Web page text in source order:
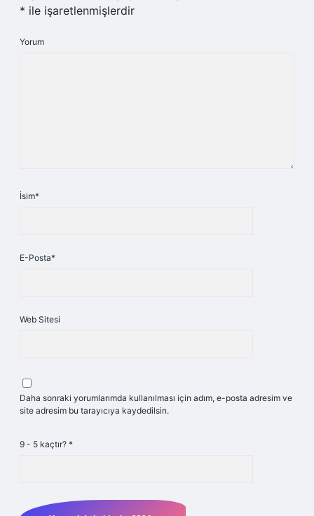
* ile işaretlenmişlerdir
Yorum
İsim*
E-Posta*
Web Sitesi
Daha sonraki yorumlarımda kullanılması için adım, e-posta adresim ve
site adresim bu tarayıcıya kaydedilsin.
9 - 5 kaçtır? *